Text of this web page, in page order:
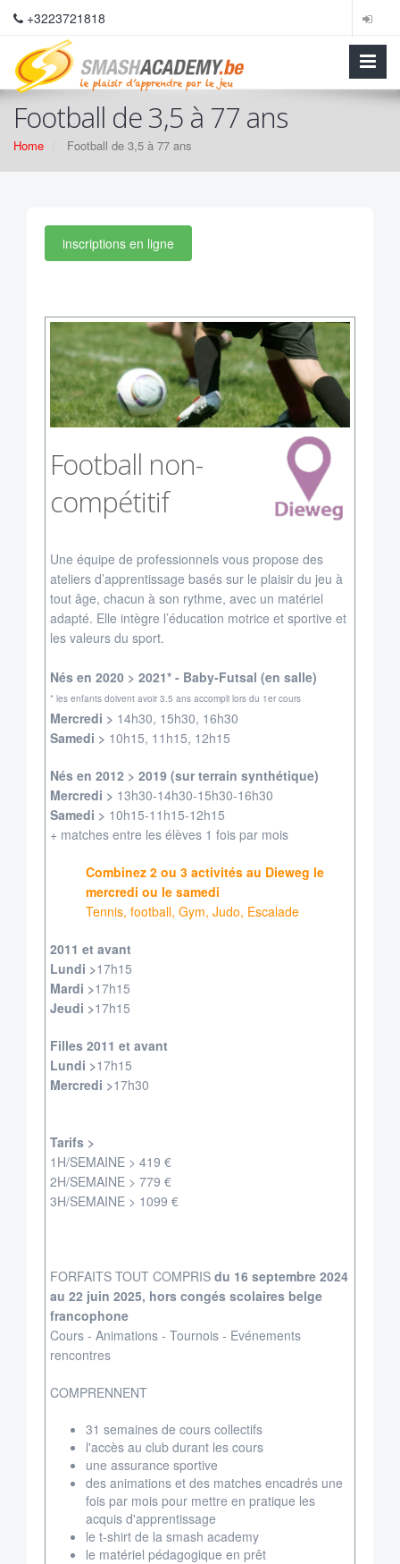
+3223721818
Football de 3,5 à 77 ans
Home Football de 3,5 à 77 ans
inscriptions en ligne
Football non-
compétitif
Une équipe de professionnels vous propose des
ateliers d’apprentissage basés sur le plaisir du jeu à
tout âge, chacun à son rythme, avec un matériel
adapté. Elle intègre l’éducation motrice et sportive et
les valeurs du sport.
Nés en 2020 > 2021* - Baby-Futsal (en salle)
* les enfants doivent avoir 3.5 ans accompli lors du 1er cours
Mercredi > 14h30, 15h30, 16h30
Samedi > 10h15, 11h15, 12h15
Nés en 2012 > 2019 (sur terrain synthétique)
Mercredi > 13h30-14h30-15h30-16h30
Samedi > 10h15-11h15-12h15
+ matches entre les élèves 1 fois par mois
Combinez 2 ou 3 activités au Dieweg le
mercredi ou le samedi
Tennis, football, Gym, Judo, Escalade
2011 et avant
Lundi >17h15
Mardi >17h15
Jeudi >17h15
Filles 2011 et avant
Lundi >17h15
Mercredi >17h30
Tarifs >
1H/SEMAINE > 419 €
2H/SEMAINE > 779 €
3H/SEMAINE > 1099 €
FORFAITS TOUT COMPRIS du 16 septembre 2024
au 22 juin 2025, hors congés scolaires belge
francophone
Cours - Animations - Tournois - Evénements
rencontres
COMPRENNENT
31 semaines de cours collectifs
l'accès au club durant les cours
une assurance sportive
des animations et des matches encadrés une
fois par mois pour mettre en pratique les
acquis d'apprentissage
le t-shirt de la smash academy
le matériel pédagogique en prêt